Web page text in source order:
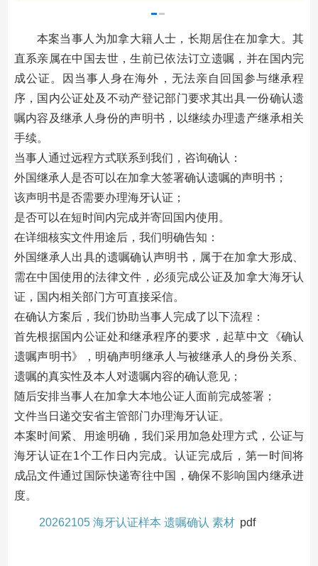
本案当事人为加拿大籍人士，长期居住在加拿大。其
直系亲属在中国去世，生前已依法订立遗嘱，并在国内完
成公证。因当事人身在海外，无法亲自回国参与继承程
序，国内公证处及不动产登记部门要求其出具一份确认遗
嘱内容及继承人身份的声明书，以继续办理遗产继承相关
手续。
当事人通过远程方式联系到我们，咨询确认：
外国继承人是否可以在加拿大签署确认遗嘱的声明书；
该声明书是否需要办理海牙认证；
是否可以在短时间内完成并寄回国内使用。
在详细核实文件用途后，我们明确告知：
外国继承人出具的遗嘱确认声明书，属于在加拿大形成、
需在中国使用的法律文件，必须完成公证及加拿大海牙认
证，国内相关部门方可直接采信。
在确认方案后，我们协助当事人完成了以下流程：
首先根据国内公证处和继承程序的要求，起草中文《确认
遗嘱声明书》，明确声明继承人与被继承人的身份关系、
遗嘱的真实性及本人对遗嘱内容的确认意见；
随后安排当事人在加拿大本地公证人面前完成签署；
文件当日递交安省主管部门办理海牙认证。
本案时间紧、用途明确，我们采用加急处理方式，公证与
海牙认证在1个工作日内完成。认证完成后，第一时间将
成品文件通过国际快递寄往中国，确保不影响国内继承进
度。
20262105 海牙认证样本 遗嘱确认 素材 pdf